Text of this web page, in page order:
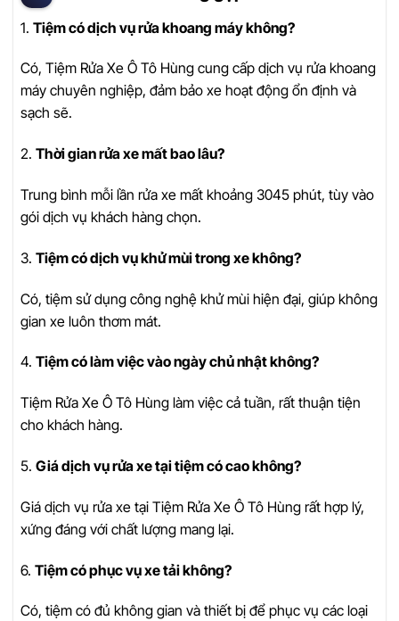
1. Tiệm có dịch vụ rửa khoang máy không?
Có, Tiệm Rửa Xe Ô Tô Hùng cung cấp dịch vụ rửa khoang
máy chuyên nghiệp, đảm bảo xe hoạt động ổn định và
sạch sẽ.
2. Thời gian rửa xe mất bao lâu?
Trung bình mỗi lần rửa xe mất khoảng 3045 phút, tùy vào
gói dịch vụ khách hàng chọn.
3. Tiệm có dịch vụ khử mùi trong xe không?
Có, tiệm sử dụng công nghệ khử mùi hiện đại, giúp không
gian xe luôn thơm mát.
4. Tiệm có làm việc vào ngày chủ nhật không?
Tiệm Rửa Xe Ô Tô Hùng làm việc cả tuần, rất thuận tiện
cho khách hàng.
5. Giá dịch vụ rửa xe tại tiệm có cao không?
Giá dịch vụ rửa xe tại Tiệm Rửa Xe Ô Tô Hùng rất hợp lý,
xứng đáng với chất lượng mang lại.
6. Tiệm có phục vụ xe tải không?
Có, tiệm có đủ không gian và thiết bị để phục vụ các loại